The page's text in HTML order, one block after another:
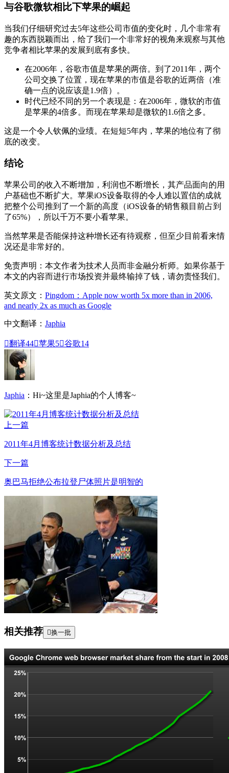
与谷歌微软相比下苹果的崛起
当我们仔细研究过去5年这些公司市值的变化时，几个非常有
趣的东西脱颖而出，给了我们一个非常好的视角来观察与其他
竞争者相比苹果的发展到底有多快。
在2006年，谷歌市值是苹果的两倍。到了2011年，两个
公司交换了位置，现在苹果的市值是谷歌的近两倍（准
确一点的说应该是1.9倍）。
时代已经不同的另一个表现是：在2006年，微软的市值
是苹果的4倍多。而现在苹果却是微软的1.6倍之多。
这是一个令人钦佩的业绩。在短短5年内，苹果的地位有了彻
底的改变。
结论
苹果公司的收入不断增加，利润也不断增长，其产品面向的用
户基础也不断扩大。苹果iOS设备取得的令人难以置信的成就
把整个公司推到了一个新的高度（iOS设备的销售额目前占到
了65%），所以千万不要小看苹果。
当然苹果是否能保持这种增长还有待观察，但至少目前看来情
况还是非常好的。
免责声明：本文作者为技术人员而非金融分析师。如果你基于
本文的内容而进行市场投资并最终输掉了钱，请勿责怪我们。
英文原文： Pingdom：Apple now worth 5x more than in 2006,
and nearly 2x as much as Google
中文翻译： Japhia
翻译44苹果5谷歌14
Japhia ：Hi~这里是Japhia的个人博客~
上一篇
2011年4月博客统计数据分析及总结
下一篇
奥巴马拒绝公布拉登尸体照片是明智的
相关推荐 换一批